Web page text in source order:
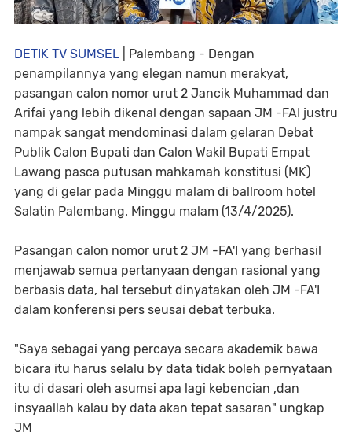
DETIK TV SUMSEL | Palembang - Dengan
penampilannya yang elegan namun merakyat,
pasangan calon nomor urut 2 Jancik Muhammad dan
Arifai yang lebih dikenal dengan sapaan JM -FAI justru
nampak sangat mendominasi dalam gelaran Debat
Publik Calon Bupati dan Calon Wakil Bupati Empat
Lawang pasca putusan mahkamah konstitusi (MK)
yang di gelar pada Minggu malam di ballroom hotel
Salatin Palembang. Minggu malam (13/4/2025).
Pasangan calon nomor urut 2 JM -FA'I yang berhasil
menjawab semua pertanyaan dengan rasional yang
berbasis data, hal tersebut dinyatakan oleh JM -FA'I
dalam konferensi pers seusai debat terbuka.
"Saya sebagai yang percaya secara akademik bawa
bicara itu harus selalu by data tidak boleh pernyataan
itu di dasari oleh asumsi apa lagi kebencian ,dan
insyaallah kalau by data akan tepat sasaran" ungkap
JM